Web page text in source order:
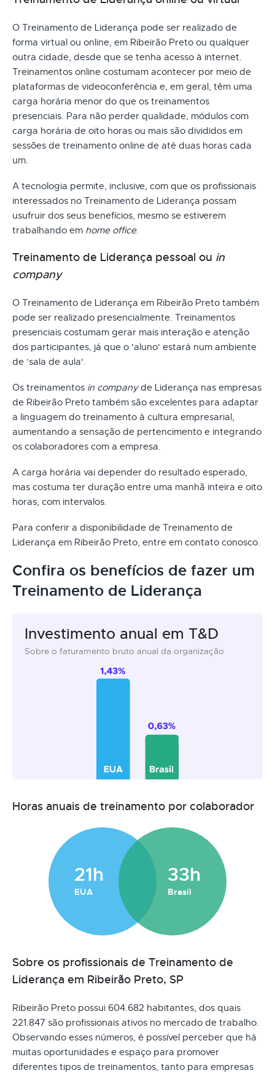
O Treinamento de Liderança pode ser realizado de
forma virtual ou online, em Ribeirão Preto ou qualquer
outra cidade, desde que se tenha acesso à internet.
Treinamentos online costumam acontecer por meio de
plataformas de videoconferência e, em geral, têm uma
carga horária menor do que os treinamentos
presenciais. Para não perder qualidade, módulos com
carga horária de oito horas ou mais são divididos em
sessões de treinamento online de até duas horas cada
um.
A tecnologia permite, inclusive, com que os profissionais
interessados no Treinamento de Liderança possam
usufruir dos seus benefícios, mesmo se estiverem
trabalhando em home office.
Treinamento de Liderança pessoal ou in
company
O Treinamento de Liderança em Ribeirão Preto também
pode ser realizado presencialmente. Treinamentos
presenciais costumam gerar mais interação e atenção
dos participantes, já que o 'aluno' estará num ambiente
de ‘sala de aula'.
Os treinamentos in companyde Liderança nas empresas
de Ribeirão Preto também são excelentes para adaptar
a linguagem do treinamento à cultura empresarial,
aumentando a sensação de pertencimento e integrando
os colaboradores com a empresa.
A carga horária vai depender do resultado esperado,
mas costuma ter duração entre uma manhã inteira e oito
horas, com intervalos.
Para conferir a disponibilidade de Treinamento de
Liderança em Ribeirão Preto, entre em contato conosco.
Confira os benefícios de fazer um
Treinamento de Liderança
Investimento anual em T&D
Sobre o faturamento bruto anual da organização
Horas anuais de treinamento por colaborador
21h
EUA
33h
Brasil
Sobre os profissionais de Treinamento de
Liderança em Ribeirão Preto, SP
Ribeirão Preto possui 604.682 habitantes, dos quais
221.847 são profissionais ativos no mercado de trabalho.
Observando esses números, é possível perceber que há
muitas oportunidades e espaço para promover
diferentes tipos de treinamentos, tanto para empresas